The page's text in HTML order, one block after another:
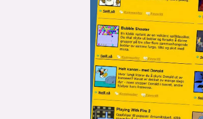
lønn
utdanning sikkerhet
IoT design